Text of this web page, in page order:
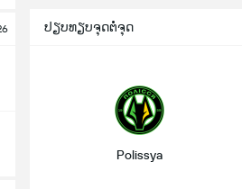
ປຽບທຽບຈຸດຕໍ່ຈຸດ
Polissya